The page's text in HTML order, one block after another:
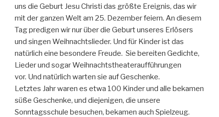
uns die Geburt Jesu Christi das größte Ereignis, das wir
mit der ganzen Welt am 25. Dezember feiern. An diesem
Tag predigen wir nur über die Geburt unseres Erlösers
und singen Weihnachtslieder. Und für Kinder ist das
natürlich eine besondere Freude. Sie bereiten Gedichte,
Lieder und sogar Weihnachtstheateraufführungen
vor. Und natürlich warten sie auf Geschenke.
Letztes Jahr waren es etwa 100 Kinder und alle bekamen
süße Geschenke, und diejenigen, die unsere
Sonntagsschule besuchen, bekamen auch Spielzeug.